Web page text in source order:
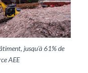
jusqu’à 61% de
AEE